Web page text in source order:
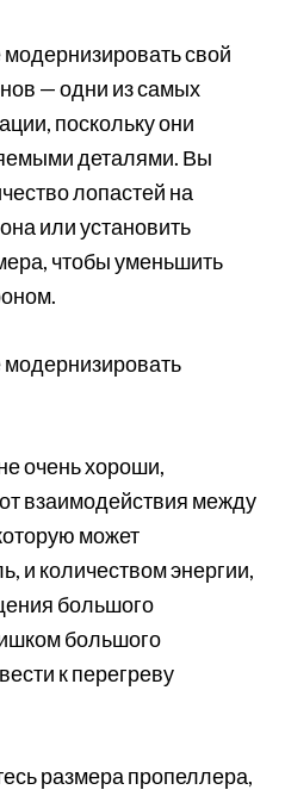
свой
— одни из самых
поскольку они
деталями. Вы
лопастей на
или установить
чтобы уменьшить
очень хороши,
взаимодействия между
может
и количеством энергии,
большого
большого
к перегреву
размера пропеллера,